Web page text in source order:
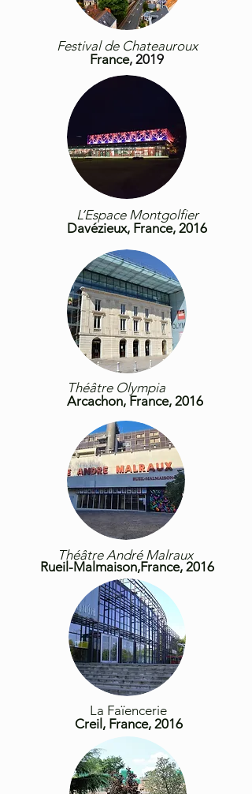
Festival de Chateauroux
France, 2019
L’Espace Montgolfier
Davézieux, France, 2016
Théâtre Olympia
Arcachon, France, 2016
Théâtre André Malraux
Rueil-Malmaison,France, 2016
La Faïencerie
Creil, France, 2016